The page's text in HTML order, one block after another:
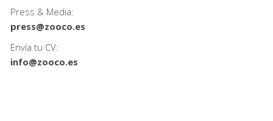
Press & Media:
press@zooco.es
Envía tu CV:
info@zooco.es